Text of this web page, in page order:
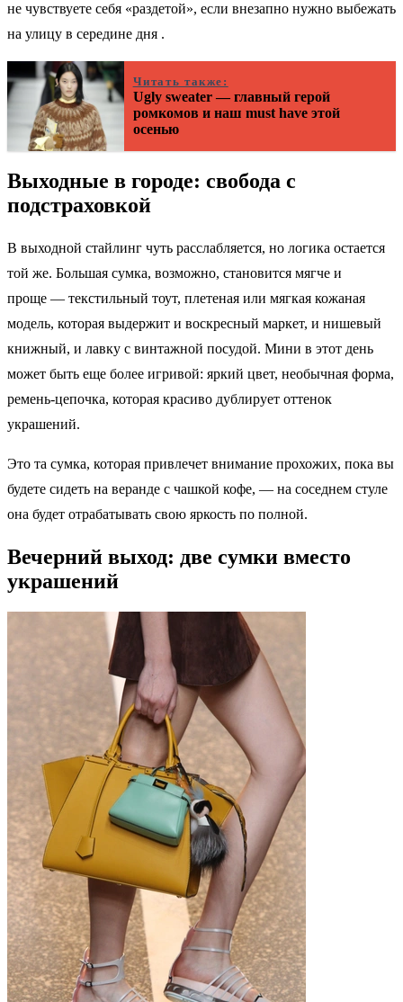
не чувствуете себя «раздетой», если внезапно нужно выбежать
на улицу в середине дня .
Читать также:
Ugly sweater — главный герой
ромкомов и наш must have этой
осенью
Выходные в городе: свобода с
подстраховкой
В выходной стайлинг чуть расслабляется, но логика остается
той же. Большая сумка, возможно, становится мягче и
проще — текстильный тоут, плетеная или мягкая кожаная
модель, которая выдержит и воскресный маркет, и нишевый
книжный, и лавку с винтажной посудой. Мини в этот день
может быть еще более игривой: яркий цвет, необычная форма,
ремень‑цепочка, которая красиво дублирует оттенок
украшений.
Это та сумка, которая привлечет внимание прохожих, пока вы
будете сидеть на веранде с чашкой кофе, — на соседнем стуле
она будет отрабатывать свою яркость по полной.
Вечерний выход: две сумки вместо
украшений